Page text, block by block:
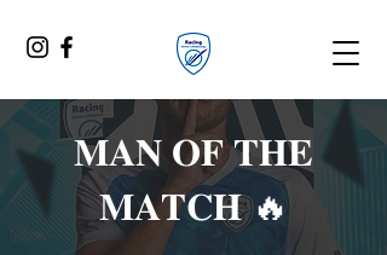
𝐌𝐀𝐍 𝐎𝐅 𝐓𝐇𝐄
𝐌𝐀𝐓𝐂𝐇 🔥